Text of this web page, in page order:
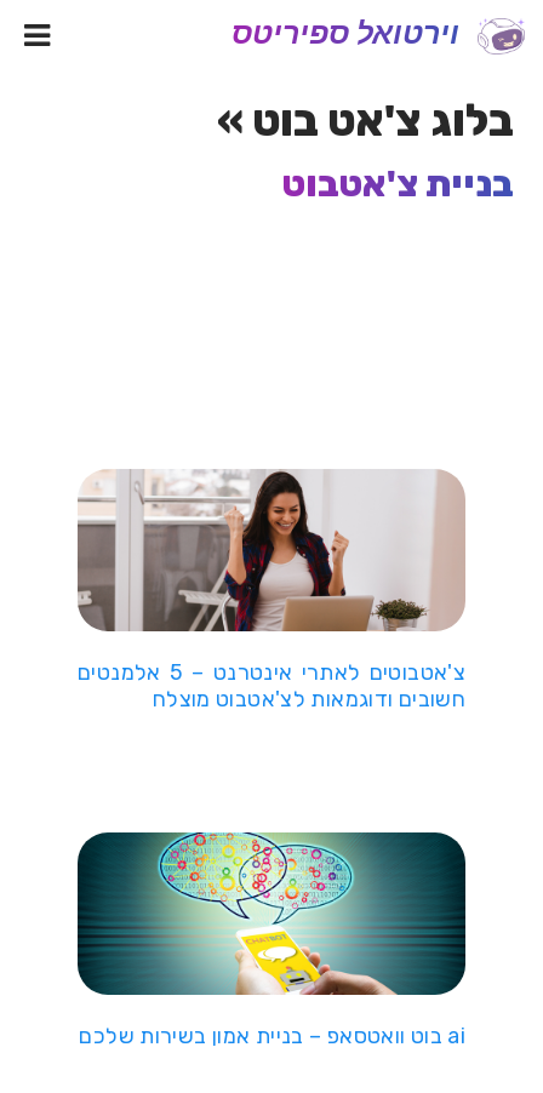
וירטואל ספיריטס
בלוג צ'אט בוט »
בניית צ'אטבוט
צ'אטבוטים לאתרי אינטרנט – 5 אלמנטים
חשובים ודוגמאות לצ'אטבוט מוצלח
ai בוט וואטסאפ – בניית אמון בשירות שלכם